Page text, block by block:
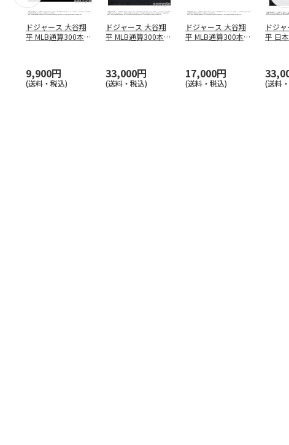
ドジャース 大谷翔
平 MLB通算300本塁
9,900円
(送料・税込)
ドジャース 大谷翔
平 MLB通算300本塁
33,000円
(送料・税込)
ドジャース 大谷翔
平 MLB通算300本塁
17,000円
(送料・税込)
ドジ
平 日
合連
(送料・